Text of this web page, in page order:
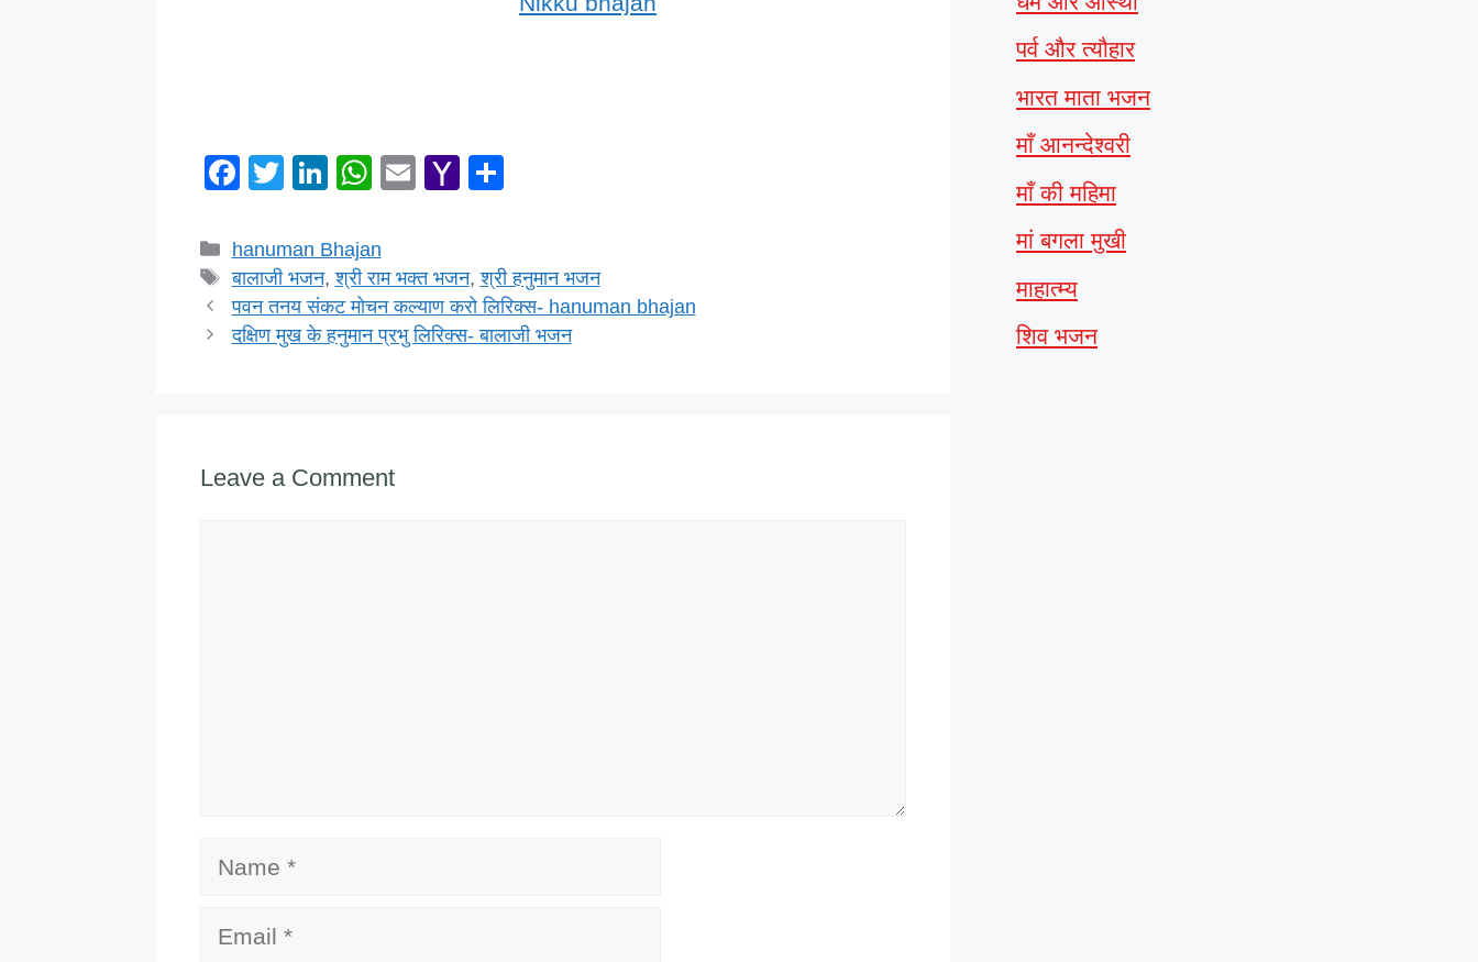
F
c
e
b
o
T
tt
er
Li
k
e
dI
n
W
at
s
A
p
E
Y
o
o
M
e
Categories
hanuman Bhajan
Tags
बालाजी भजन,श्री राम भक्त भजन,श्री हनुमान भजन
पवन तनय संकट मोचन कल्याण करो लिरिक्स- hanuman bhajan
दक्षिण मुख के हनुमान प्रभु लिरिक्स- बालाजी भजन
Leave a Comment
Name
Email
पर्व और त्यौहार
भारत माता भजन
माँ आनन्देश्वरी
माँ की महिमा
मां बगला मुखी
माहात्म्य
शिव भजन